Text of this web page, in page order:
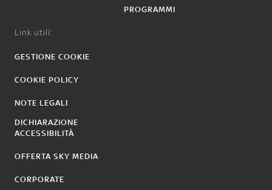
PROGRAMMI
Link utili:
GESTIONE COOKIE
COOKIE POLICY
NOTE LEGALI
DICHIARAZIONE
ACCESSIBILITÀ
OFFERTA SKY MEDIA
CORPORATE